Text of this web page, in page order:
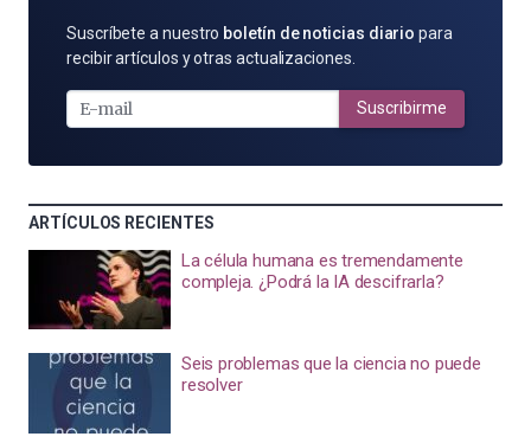
SUSCRÍBETE
POR
MAIL
Suscríbete a nuestro boletín de noticias diario para
recibir artículos y otras actualizaciones.
Suscribirme
ARTÍCULOS RECIENTES
La célula humana es tremendamente
compleja. ¿Podrá la IA descifrarla?
Seis problemas que la ciencia no puede
resolver